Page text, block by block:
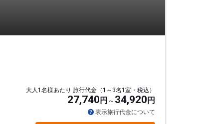
大人1名様あたり 旅行代金（1～3名1室・税込）
27,740 円 34,920 円
表示旅行代金について